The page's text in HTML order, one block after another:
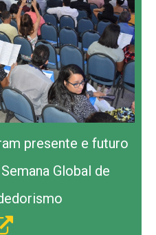
presente e futuro
Global de